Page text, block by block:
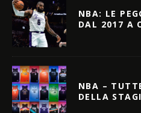
NBA: LE
DAL 2017 A
NBA –
DELLA